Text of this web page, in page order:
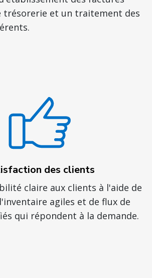
trésorerie et un traitement des
des clients
claire aux clients à l'aide de
agiles et de flux de
qui répondent à la demande.